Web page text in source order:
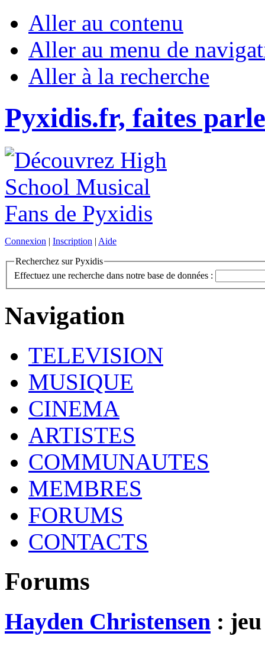
Aller au contenu
Aller au menu de
Aller à la recherche
Pyxidis.fr, faites
Connexion | Inscription | Aide
Recherchez sur Pyxidis
Effectuez une recherche dans notre base de données :
Navigation
TELEVISION
MUSIQUE
CINEMA
ARTISTES
COMMUNAUTES
MEMBRES
FORUMS
CONTACTS
Forums
Hayden Christensen :